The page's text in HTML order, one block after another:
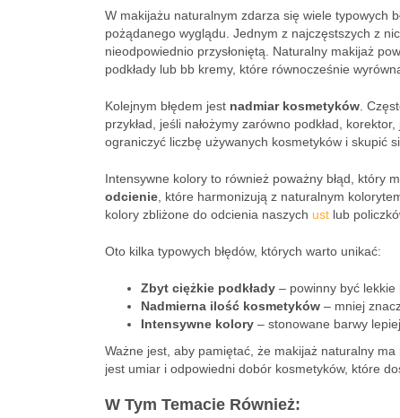
W makijażu naturalnym zdarza się wiele typowych
pożądanego wyglądu. Jednym z najczęstszych z
nieodpowiednio przysłoniętą. Naturalny makijaż
podkłady lub bb kremy, które równocześnie
Kolejnym błędem jest nadmiar kosmetyków .
przykład, jeśli nałożymy zarówno podkład,
ograniczyć liczbę używanych kosmetyków i skupić
Intensywne kolory to również poważny błąd, który
odcienie , które harmonizują z naturalnym
kolory zbliżone do odcienia naszych ust lub
Oto kilka typowych błędów, których warto unikać:
Zbyt ciężkie podkłady – powinny być lekkie
Nadmierna ilość kosmetyków – mniej
Intensywne kolory – stonowane barwy
Ważne jest, aby pamiętać, że makijaż naturalny ma
jest umiar i odpowiedni dobór kosmetyków, które
W Tym Temacie Również: